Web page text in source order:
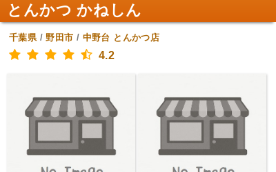
とんかつ かねしん
千葉県/野田市 / 中野台 とんかつ店
4.2